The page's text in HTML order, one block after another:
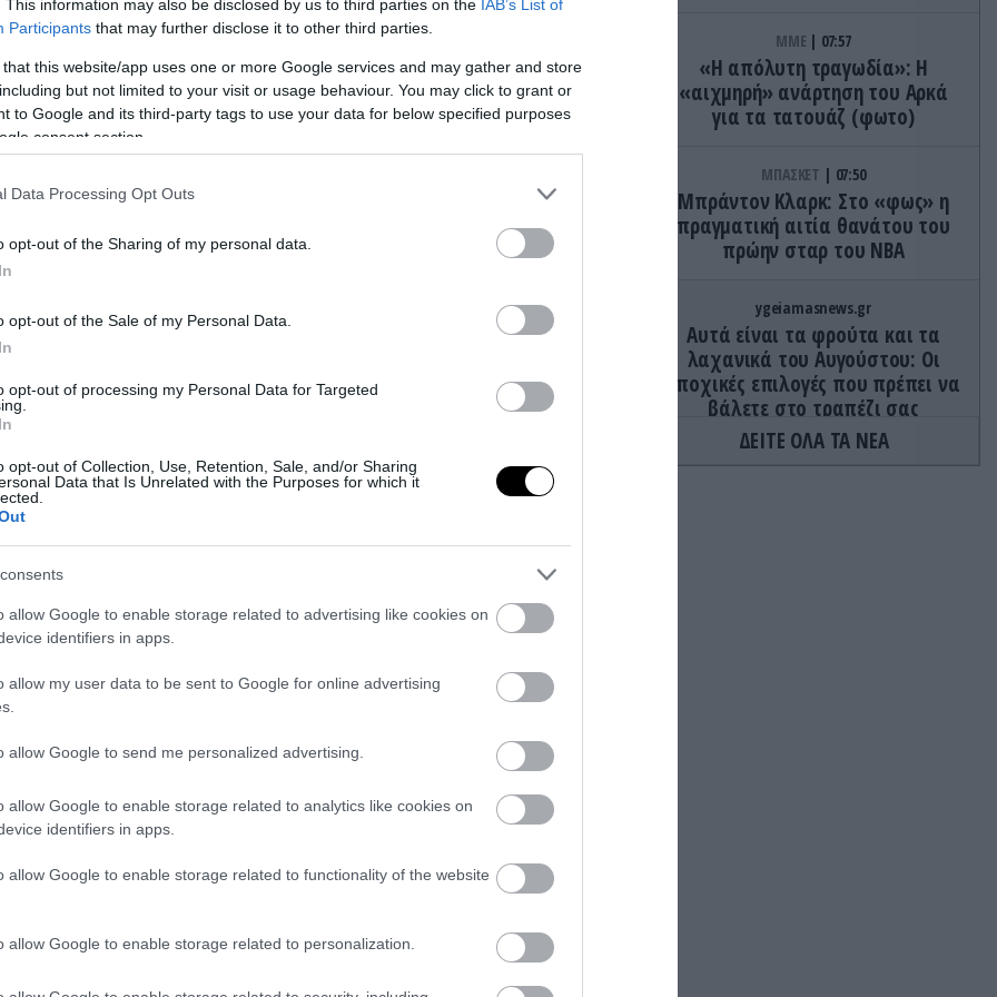
This information may also be disclosed by us to third parties on the IAB’s List of
Participants that may further disclose it to other third parties.
that this website/app uses one or more Google services and may gather and store
but not limited to your visit or usage behaviour. You may click to grant or
to Google and its third-party tags to use your data for below specified purposes
consent section.
Data Processing Opt Outs
opt-out of the Sharing of my personal data.
opt-out of the Sale of my Personal Data.
opt-out of processing my Personal Data for Targeted
opt-out of Collection, Use, Retention, Sale, and/or Sharing
Data that Is Unrelated with the Purposes for which it
allow Google to enable storage related to advertising like cookies on
identifiers in apps.
allow my user data to be sent to Google for online advertising
allow Google to send me personalized advertising.
allow Google to enable storage related to analytics like cookies on
identifiers in apps.
allow Google to enable storage related to functionality of the website
allow Google to enable storage related to personalization.
της έχει συγκλονίσει το πανελλήνιο, με πολλούς
επικράτησε βαρύ κλίμα, με δάκρυα και συγκίνηση
της, βυθισμένη στον ανείπωτο πόνο, ζητά
και απαντήσεις για τις συνθήκες κάτω από τις
το παιδί τους.
πολίτες να εκφράζουν τα συλλυπητήριά τους και να
ΜΜΕ 07:57
«Η απόλυτη τραγωδία»: Η
«αιχμηρή» ανάρτηση του Αρκά
για τα τατουάζ (φωτο)
ΜΠΑΣΚΕΤ 07:50
Μπράντον Κλαρκ: Στο «φως» η
πραγματική αιτία θανάτου του
πρώην σταρ του ΝΒΑ
ygeiamasnews.gr
Αυτά είναι τα φρούτα και τα
λαχανικά του Αυγούστου: Οι
εποχικές επιλογές που πρέπει να
βάλετε στο τραπέζι σας
ΕΝΟΠΛΕΣ ΣΥΓΚΡΟΥΣΕΙΣ 07:49
ΔΕΙΤΕ ΟΛΑ ΤΑ ΝΕΑ